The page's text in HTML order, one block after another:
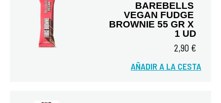
BAREBELLS
VEGAN FUDGE
BROWNIE 55 GR X
1 UD
2,90 €
AÑADIR A LA CESTA